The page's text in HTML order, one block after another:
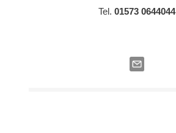
Tel. 01573 0644044